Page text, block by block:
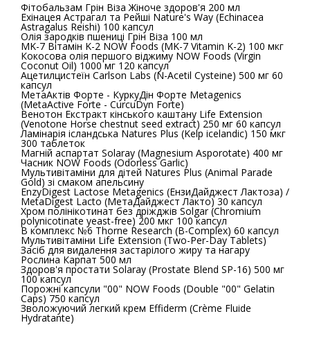
Фітобальзам Грін Віза Жіноче здоров'я 200 мл
Ехінацея Астрагал та Рейші Nature's Way (Echinacea
Astragalus Reishi) 100 капсул
Олія зародків пшениці Грін Віза 100 мл
MK-7 Вітамін K-2 NOW Foods (MK-7 Vitamin K-2) 100 мкг
Кокосова олія першого віджиму NOW Foods (Virgin
Coconut Oil) 1000 мг 120 капсул
Ацетилцистеїн Carlson Labs (N-Acetil Cysteine) 500 мг 60
капсул
МетаАктів Форте - КуркуДін Форте Metagenics
(MetaActive Forte - CurcuDyn Forte)
Венотон Екстракт кінського каштану Life Extension
(Venotone Horse chestnut seed extract) 250 мг 60 капсул
Ламінарія ісландська Natures Plus (Kelp icelandic) 150 мкг
300 таблеток
Магній аспартат Solaray (Magnesium Asporotate) 400 мг
Часник NOW Foods (Odorless Garlic)
Мультивітаміни для дітей Natures Plus (Animal Parade
Gold) зі смаком апельсину
EnzyDigest Lactose Metagenics (ЕнзиДайджест Лактоза) /
MetaDigest Lacto (МетаДайджест Лакто) 30 капсул
Хром полінікотинат без дріжджів Solgar (Chromium
polynicotinate yeast-free) 200 мкг 100 капсул
В комплекс №6 Thorne Research (B-Complex) 60 капсул
Мультивітаміни Life Extension (Two-Per-Day Tablets)
Засіб для видалення застарілого жиру та нагару
Рослина Карпат 500 мл
Здоров'я простати Solaray (Prostate Blend SP-16) 500 мг
100 капсул
Порожні капсули "00" NOW Foods (Double "00" Gelatin
Caps) 750 капсул
Зволожуючий легкий крем Effiderm (Crème Fluide
Hydratante)